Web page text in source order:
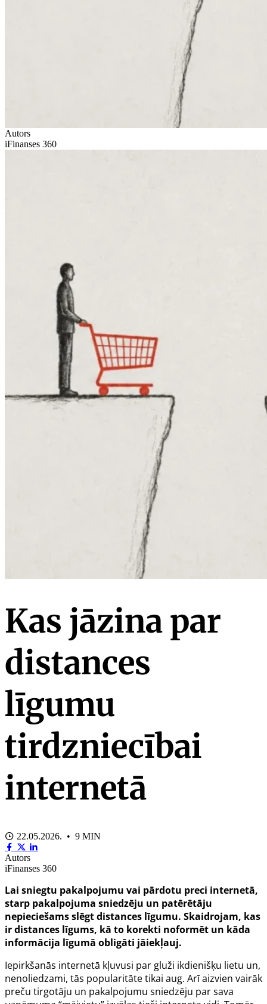
Autors
iFinanses 360
Kas jāzina par
distances
līgumu
tirdzniecībai
internetā
22.05.2026. • 9 MIN
Autors
iFinanses 360
Lai sniegtu pakalpojumu vai pārdotu preci internetā,
starp pakalpojuma sniedzēju un patērētāju
nepieciešams slēgt distances līgumu. Skaidrojam, kas
ir distances līgums, kā to korekti noformēt un kāda
informācija līgumā obligāti jāiekļauj.
Iepirkšanās internetā kļuvusi par gluži ikdienišķu lietu un,
nenoliedzami, tās popularitāte tikai aug. Arī aizvien vairāk
preču tirgotāju un pakalpojumu sniedzēju par sava